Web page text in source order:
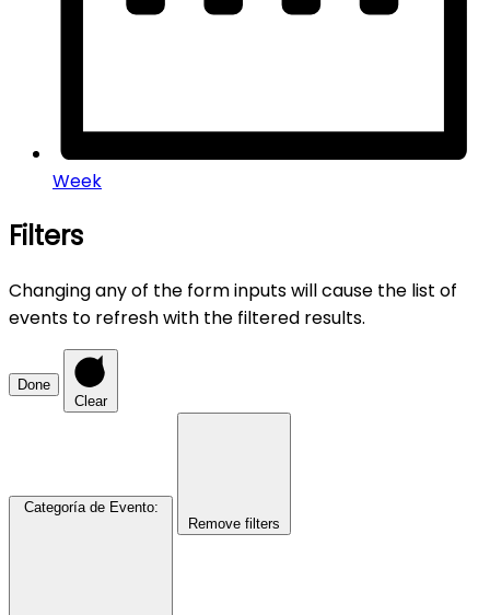
Week
Filters
Changing any of the form inputs will cause the list of
events to refresh with the filtered results.
Done
Clear
Categoría de Evento:
Remove filters